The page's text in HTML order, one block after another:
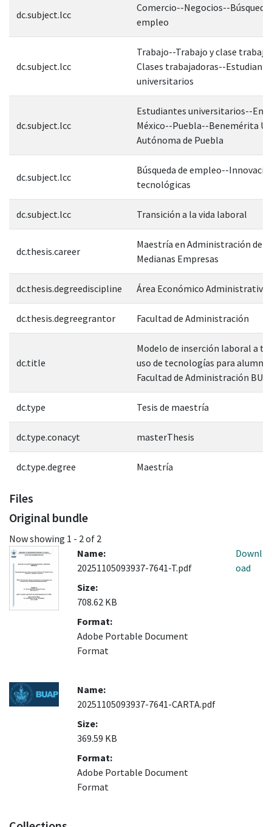
dc.subject.lcc
Comercio--Negocios--Búsqueda
empleo
dc.subject.lcc
Trabajo--Trabajo y clase
Clases trabajadoras--
universitarios
dc.subject.lcc
Estudiantes universitarios--
México--Puebla--Benemérita
Autónoma de Puebla
dc.subject.lcc
Búsqueda de empleo--
tecnológicas
dc.subject.lcc Transición a la vida laboral
dc.thesis.career
Maestría en Administración de
Medianas Empresas
dc.thesis.degreediscipline Área Económico Administrativa
dc.thesis.degreegrantor Facultad de Administración
dc.title
Modelo de inserción laboral a
uso de tecnologías para
Facultad de Administración
dc.type Tesis de maestría
dc.type.conacyt masterThesis
dc.type.degree Maestría
Files
Original bundle
Now showing 1 - 2 of 2
Name:
20251105093937-7641-T.pdf
Size:
708.62 KB
Format:
Adobe Portable Document
Format
Downl
oad
Name:
20251105093937-7641-CARTA.pdf
Size:
369.59 KB
Format:
Adobe Portable Document
Format